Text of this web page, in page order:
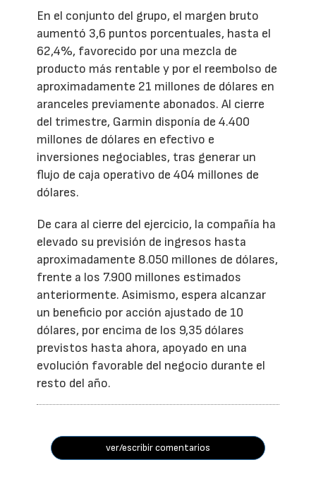
En el conjunto del grupo, el margen bruto
aumentó 3,6 puntos porcentuales, hasta el
62,4%, favorecido por una mezcla de
producto más rentable y por el reembolso de
aproximadamente 21 millones de dólares en
aranceles previamente abonados. Al cierre
del trimestre, Garmin disponía de 4.400
millones de dólares en efectivo e
inversiones negociables, tras generar un
flujo de caja operativo de 404 millones de
dólares.
De cara al cierre del ejercicio, la compañía ha
elevado su previsión de ingresos hasta
aproximadamente 8.050 millones de dólares,
frente a los 7.900 millones estimados
anteriormente. Asimismo, espera alcanzar
un beneficio por acción ajustado de 10
dólares, por encima de los 9,35 dólares
previstos hasta ahora, apoyado en una
evolución favorable del negocio durante el
resto del año.
ver/escribir comentarios